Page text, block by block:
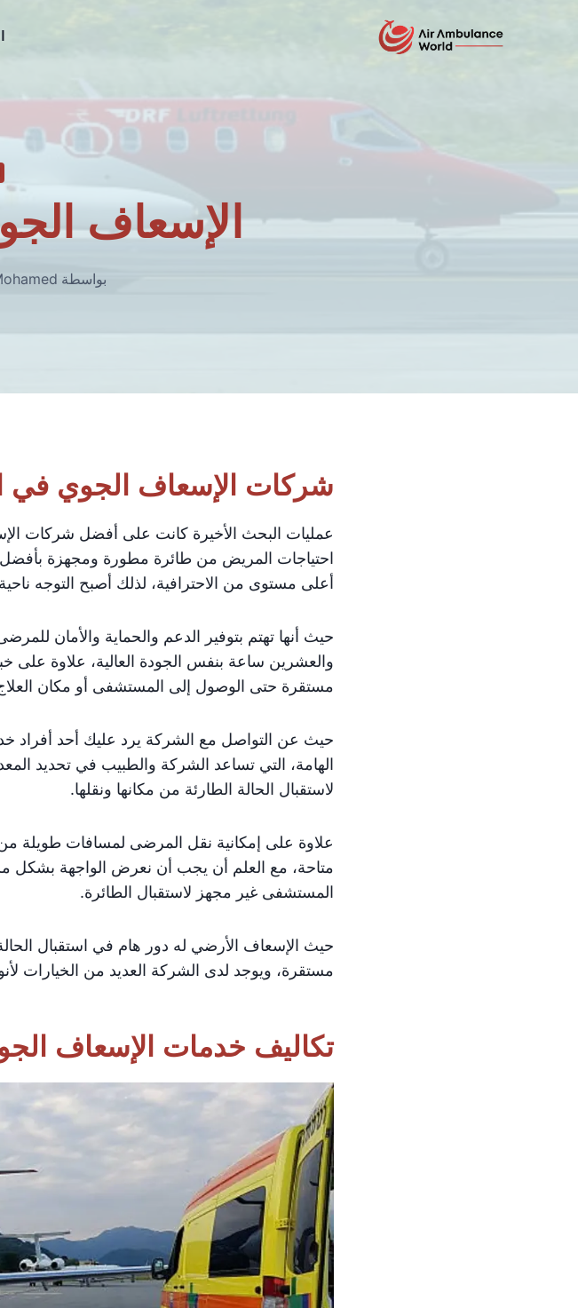
الإسعاف
بواسطة
شركات الإسعاف الجوي في
عمليات البحث الأخيرة كانت على أفضل شركات
احتياجات المريض من طائرة مطورة ومجهزة بأفضل
أعلى مستوى من الاحترافية، لذلك أصبح التوجه
حيث أنها تهتم بتوفير الدعم والحماية والأمان
والعشرين ساعة بنفس الجودة العالية، علاوة على
مستقرة حتى الوصول إلى المستشفى أو مكان
حيث عن التواصل مع الشركة يرد عليك أحد أفراد
الهامة، التي تساعد الشركة والطبيب في تحديد
لاستقبال الحالة الطارئة من مكانها ونقلها.
علاوة على إمكانية نقل المرضى لمسافات طويلة
متاحة، مع العلم أن يجب أن نعرض الواجهة
المستشفى غير مجهز لاستقبال الطائرة.
حيث الإسعاف الأرضي له دور هام في استقبال
مستقرة، ويوجد لدى الشركة العديد من الخيارات
تكاليف خدمات الإسعاف